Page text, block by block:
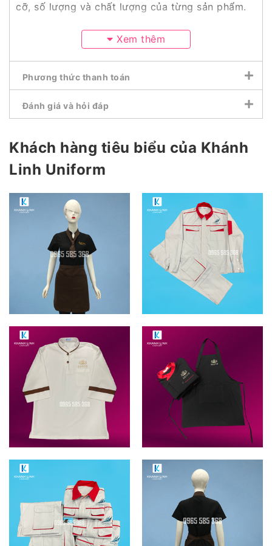
cỡ, số lượng và chất lượng của từng sản phẩm.
Xem thêm
Phương thức thanh toán
Đánh giá và hỏi đáp
Khách hàng tiêu biểu của Khánh
Linh Uniform